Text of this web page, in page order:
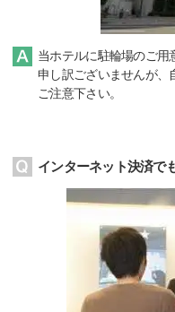
当ホテルに駐輪場のご用
申し訳ございませんが、
ご注意下さい。
インターネット決済で